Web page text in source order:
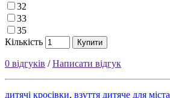
32
33
35
Кількість
Купити
0 відгуків /Написати відгук
дитячі кросівки, взуття дитяче для міста